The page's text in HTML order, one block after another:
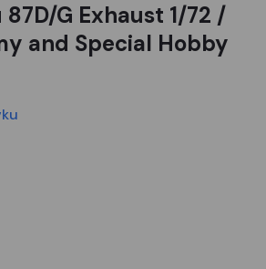
G Exhaust 1/72 /
and Special Hobby